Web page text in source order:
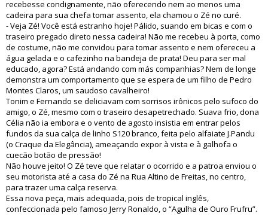
recebesse condignamente, não oferecendo nem ao menos uma
cadeira para sua chefa tomar assento, ela chamou o Zé no curé.
- Veja Zé! Você está estranho hoje! Pálido, suando em bicas e com o
traseiro pregado direto nessa cadeira! Não me recebeu à porta, como
de costume, não me convidou para tomar assento e nem ofereceu a
água gelada e o cafezinho na bandeja de prata! Deu para ser mal
educado, agora? Está andando com más companhias? Nem de longe
demonstra um comportamento que se espera de um filho de Pedro
Montes Claros, um saudoso cavalheiro!
Tonim e Fernando se deliciavam com sorrisos irônicos pelo sufoco do
amigo, o Zé, mesmo com o traseiro desapetrechado. Suava frio, dona
Célia não ia embora e o vento de agosto insistia em entrar pelos
fundos da sua calça de linho S120 branco, feita pelo alfaiate J.Pandu
(o Craque da Elegância), ameaçando expor à vista e à galhofa o
cuecão botão de pressão!
Não houve jeito! O Zé teve que relatar o ocorrido e a patroa enviou o
seu motorista até a casa do Zé na Rua Altino de Freitas, no centro,
para trazer uma calça reserva.
Essa nova peça, mais adequada, pois de tropical inglês,
confeccionada pelo famoso Jerry Ronaldo, o “Agulha de Ouro Frufru”.